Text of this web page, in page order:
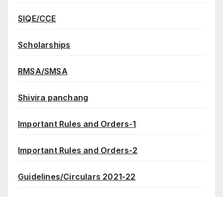
SIQE/CCE
Scholarships
RMSA/SMSA
Shivira panchang
Important Rules and Orders-1
Important Rules and Orders-2
Guidelines/Circulars 2021-22